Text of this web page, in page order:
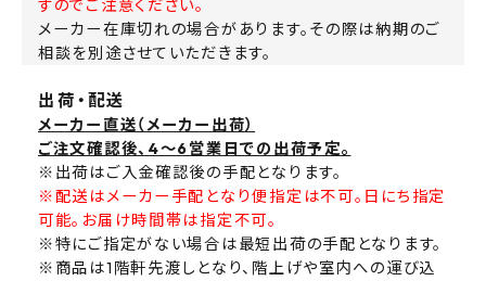
すのでご注意ください。
メーカー在庫切れの場合があります。その際は納期のご
相談を別途させていただきます。
出荷・配送
メーカー直送（メーカー出荷）
ご注文確認後、4～6営業日での出荷予定。
※出荷はご入金確認後の手配となります。
※配送はメーカー手配となり便指定は不可。日にち指定
可能。お届け時間帯は指定不可。
※特にご指定がない場合は最短出荷の手配となります。
※商品は1階軒先渡しとなり、階上げや室内への運び込